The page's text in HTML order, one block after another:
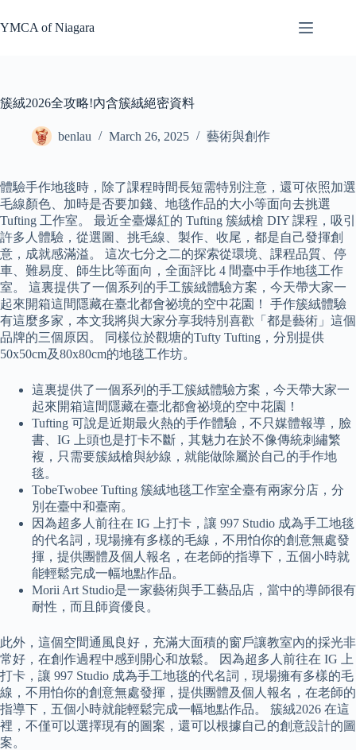
to
content
YMCA of Niagara
簇絨2026全攻略!內含簇絨絕密資料
benlau March 26, 2025 藝術與創作
體驗手作地毯時，除了課程時間長短需特別注意，還可依照加選
毛線顏色、加時是否要加錢、地毯作品的大小等面向去挑選
Tufting 工作室。 最近全臺爆紅的 Tufting 簇絨槍 DIY 課程，吸引
許多人體驗，從選圖、挑毛線、製作、收尾，都是自己發揮創
意，成就感滿溢。 這次七分之二的探索從環境、課程品質、停
車、難易度、師生比等面向，全面評比 4 間臺中手作地毯工作
室。 這裏提供了一個系列的手工簇絨體驗方案，今天帶大家一
起來開箱這間隱藏在臺北都會祕境的空中花園！ 手作簇絨體驗
有這麼多家，本文我將與大家分享我特別喜歡「都是藝術」這個
品牌的三個原因。 同樣位於觀塘的Tufty Tufting，分別提供
50x50cm及80x80cm的地毯工作坊。
這裏提供了一個系列的手工簇絨體驗方案，今天帶大家一
起來開箱這間隱藏在臺北都會祕境的空中花園！
Tufting 可說是近期最火熱的手作體驗，不只媒體報導，臉
書、IG 上頭也是打卡不斷，其魅力在於不像傳統刺繡繁
複，只需要簇絨槍與紗線，就能做除屬於自己的手作地
毯。
TobeTwobee Tufting 簇絨地毯工作室全臺有兩家分店，分
別在臺中和臺南。
因為超多人前往在 IG 上打卡，讓 997 Studio 成為手工地毯
的代名詞，現場擁有多樣的毛線，不用怕你的創意無處發
揮，提供團體及個人報名，在老師的指導下，五個小時就
能輕鬆完成一幅地點作品。
Morii Art Studio是一家藝術與手工藝品店，當中的導師很有
耐性，而且師資優良。
此外，這個空​​間通風良好，充滿大面積的窗戶讓教室內的採光非
常好，在創作過程中感到開心和放鬆。 因為超多人前往在 IG 上
打卡，讓 997 Studio 成為手工地毯的代名詞，現場擁有多樣的毛
線，不用怕你的創意無處發揮，提供團體及個人報名，在老師的
指導下，五個小時就能輕鬆完成一幅地點作品。 簇絨2026 在這
裡，不僅可以選擇現有的圖案，還可以根據自己的創意設計的圖
案。